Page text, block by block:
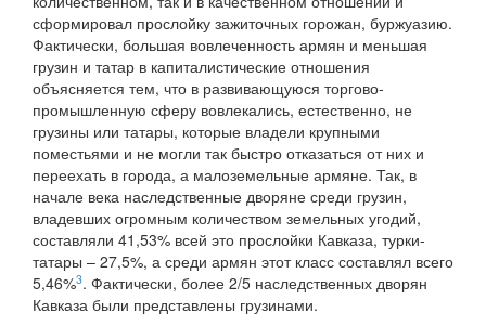
сформировал прослойку зажиточных горожан, буржуазию.
Фактически, большая вовлеченность армян и меньшая
грузин и татар в капиталистические отношения
объясняется тем, что в развивающуюся торгово-
промышленную сферу вовлекались, естественно, не
грузины или татары, которые владели крупными
поместьями и не могли так быстро отказаться от них и
переехать в города, а малоземельные армяне. Так, в
начале века наследственные дворяне среди грузин,
владевших огромным количеством земельных угодий,
составляли 41,53% всей это прослойки Кавказа, турки-
татары – 27,5%, а среди армян этот класс составлял всего
5,46%3. Фактически, более 2/5 наследственных дворян
Кавказа были представлены грузинами.